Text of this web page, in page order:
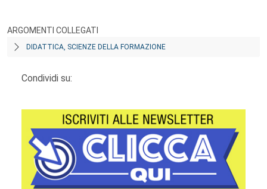
ARGOMENTI COLLEGATI
DIDATTICA, SCIENZE DELLA FORMAZIONE
Condividi su: